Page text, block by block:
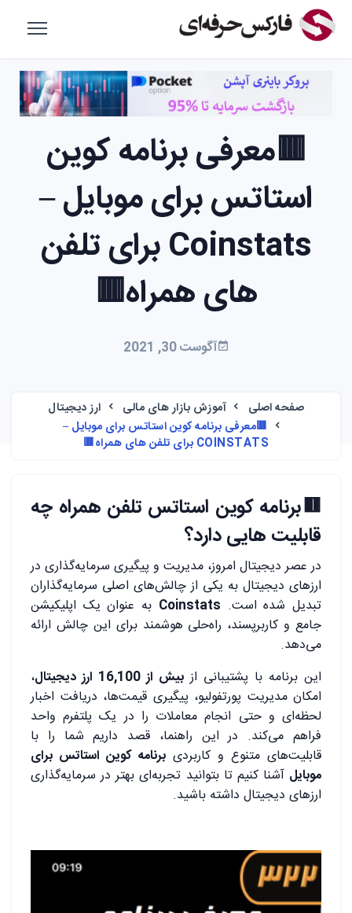
🟥معرفی برنامه کوین
استاتس برای موبایل –
Coinstats برای تلفن
های همراه🟥
آگوست 30, 2021
صفحه اصلی آموزش بازار های مالی
ارز دیجیتال
🟥معرفی برنامه کوین استاتس برای موبایل –
COINSTATS برای تلفن های همراه🟥
🟥برنامه کوین استاتس تلفن همراه چه
قابلیت هایی دارد؟
در عصر دیجیتال امروز، مدیریت و پیگیری سرمایه‌گذاری در
ارزهای دیجیتال به یکی از چالش‌های اصلی سرمایه‌گذاران
تبدیل شده است. Coinstats به عنوان یک اپلیکیشن
جامع و کاربرپسند، راه‌حلی هوشمند برای این چالش ارائه
می‌دهد.
این برنامه با پشتیبانی از بیش از 16,100 ارز دیجیتال
،
امکان مدیریت پورتفولیو، پیگیری قیمت‌ها، دریافت اخبار
لحظه‌ای و حتی انجام معاملات را در یک پلتفرم واحد
فراهم می‌کند. در این راهنما، قصد داریم شما را با
قابلیت‌های متنوع و کاربردی برنامه کوین استاتس برای
موبایل آشنا کنیم تا بتوانید تجربه‌ای بهتر در سرمایه‌گذاری
ارزهای دیجیتال داشته باشید.
نمایشگر
ویدیو